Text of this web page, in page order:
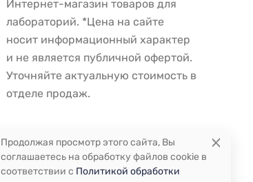
Интернет-магазин товаров для
лабораторий. *Цена на сайте
носит информационный характер
и не является публичной офертой.
Уточняйте актуальную стоимость в
отделе продаж.
Продолжая просмотр этого сайта, Вы
соглашаетесь на обработку файлов cookie в
соответствии с Политикой обработки